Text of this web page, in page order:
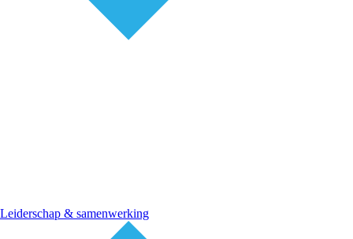
Leiderschap & samenwerking